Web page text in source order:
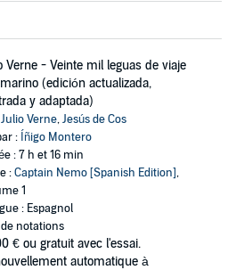
Verne - Veinte mil leguas de viaje
(edición actualizada,
y adaptada)
Julio Verne,Jesús de Cos
: Íñigo Montero
: 7 h et 16 min
:Captain Nemo [Spanish Edition],
1
: Espagnol
de notations
€ ou gratuit avec l'essai.
automatique à